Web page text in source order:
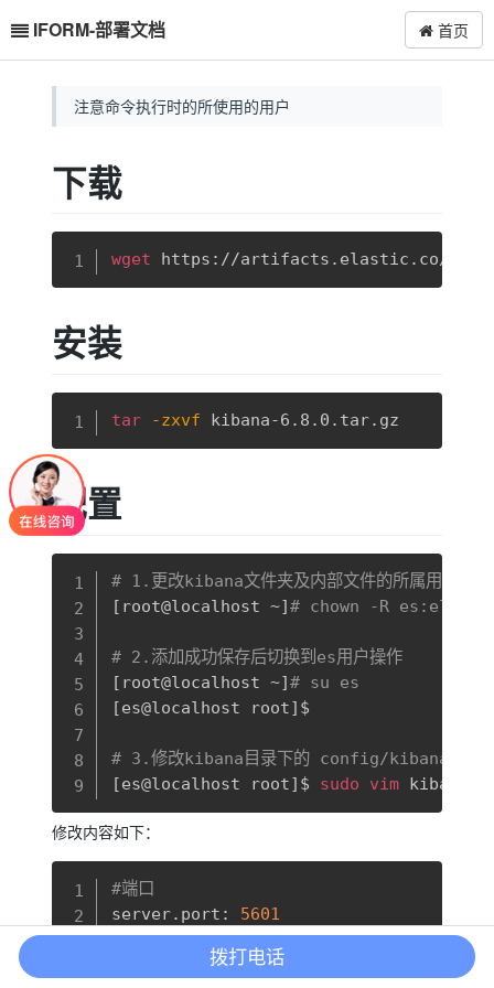
IFORM-部署文档 首页
注意命令执行时的所使用的用户
下载
wget https://artifacts.elastic.co/
安装
tar -zxvf kibana-6.8.0.tar.gz
配置
# 1.更改kibana文件夹及内部文件的所属用户
[ root@localhost ~]# chown -R
# 2.添加成功保存后切换到es用户操作
[ root@localhost ~]# su es
[es@localhost root] $
# 3.修改kibana目录下的 config/kibana.yml
[es@localhost root] $ sudo vim
复制
修改内容如下：
#端口
server.port: 5601
#服务Ip
server.host: "192.168.3.207"
拨打电话